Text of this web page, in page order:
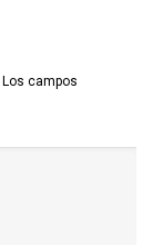
Los campos